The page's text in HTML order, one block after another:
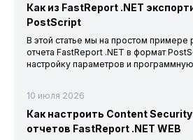
Как из FastReport .NET
PostScript
В этой статье мы на простом примере
отчета FastReport .NET в формат
настройку параметров и
10 июля 2026
Как настроить Content
отчетов FastReport .NET WEB